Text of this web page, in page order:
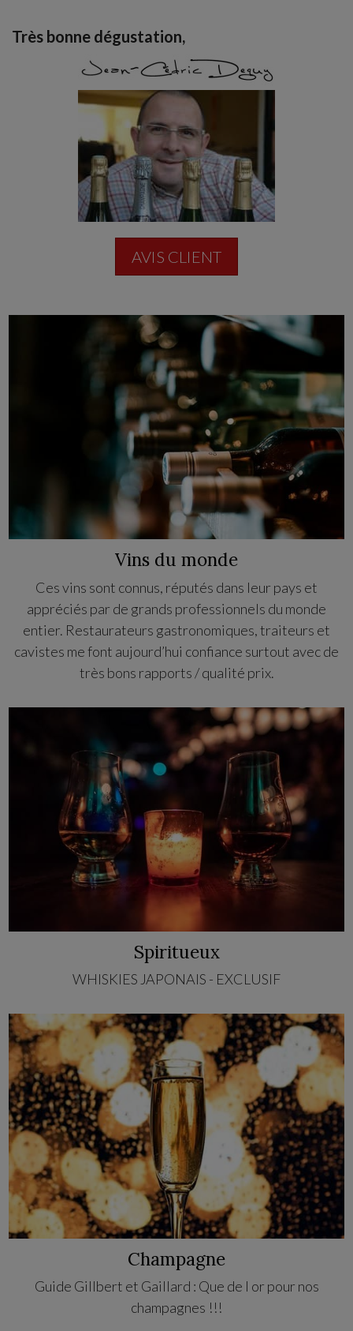
Très bonne dégustation,
AVIS CLIENT
Vins du monde
Ces vins sont connus, réputés dans leur pays et
appréciés par de grands professionnels du monde
entier. Restaurateurs gastronomiques, traiteurs et
cavistes me font aujourd’hui confiance surtout avec de
très bons rapports / qualité prix.
Spiritueux
WHISKIES JAPONAIS - EXCLUSIF
Champagne
Guide Gillbert et Gaillard : Que de l or pour nos
champagnes !!!